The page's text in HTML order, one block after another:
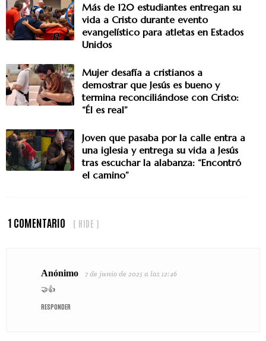
Más de 120 estudiantes entregan su
vida a Cristo durante evento
evangelístico para atletas en Estados
Unidos
Mujer desafía a cristianos a
demostrar que Jesús es bueno y
termina reconciliándose con Cristo:
“Él es real”
Joven que pasaba por la calle entra a
una iglesia y entrega su vida a Jesús
tras escuchar la alabanza: “Encontró
el camino”
1 COMENTARIO ( HIDE )
Anónimo 7 de junio de 2025 a las 12:46
🤝👍
RESPONDER